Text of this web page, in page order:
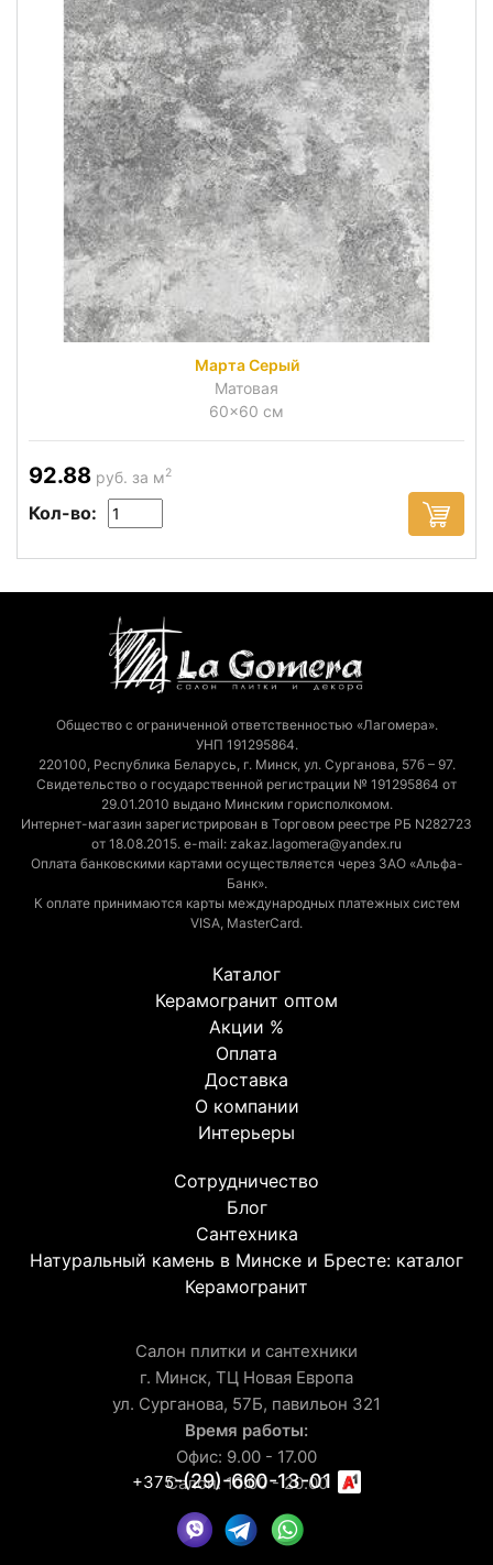
Марта Серый
Матовая
60x60 см
92.88 руб. за м2
Кол-во:
Общество с ограниченной ответственностью «Лагомера».
УНП 191295864.
220100, Республика Беларусь, г. Минск, ул. Сурганова, 57б – 97.
Свидетельство о государственной регистрации № 191295864 от
29.01.2010 выдано Минским горисполкомом.
Интернет-магазин зарегистрирован в Торговом реестре РБ N282723
от 18.08.2015. e-mail: zakaz.lagomera@yandex.ru
Оплата банковскими картами осуществляется через ЗАО «Альфа-
Банк».
К оплате принимаются карты международных платежных систем
VISA, MasterCard.
Каталог
Керамогранит оптом
Акции %
Оплата
Доставка
О компании
Интерьеры
Сотрудничество
Блог
Сантехника
Натуральный камень в Минске и Бресте: каталог
Керамогранит
Салон плитки и сантехники
г. Минск, ТЦ Новая Европа
ул. Сурганова, 57Б, павильон 321
Время работы:
Офис: 9.00 - 17.00
Салон: 10.00 - 20.00
+375-(29)-660-13-01